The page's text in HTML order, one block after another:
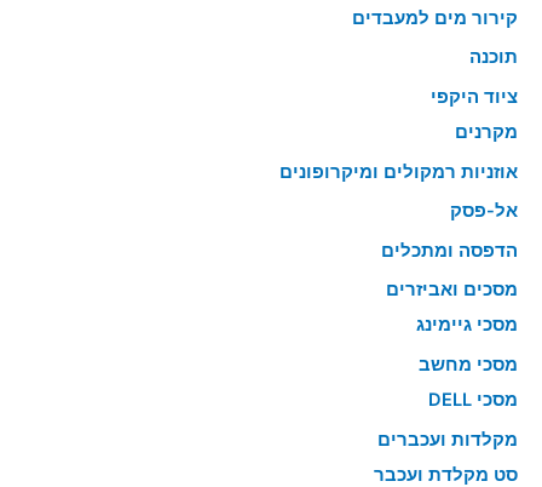
קירור מים למעבדים
תוכנה
ציוד היקפי
מקרנים
אוזניות רמקולים ומיקרופונים
אל-פסק
הדפסה ומתכלים
מסכים ואביזרים
מסכי גיימינג
מסכי מחשב
מסכי DELL
מקלדות ועכברים
סט מקלדת ועכבר